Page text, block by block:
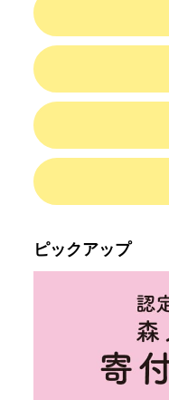
ピックアップ